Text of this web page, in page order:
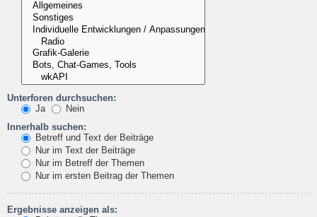
Unterforen durchsuchen:
Ja
Nein
Innerhalb suchen:
Betreff und Text der Beiträge
Nur im Text der Beiträge
Nur im Betreff der Themen
Nur im ersten Beitrag der Themen
Ergebnisse anzeigen als: